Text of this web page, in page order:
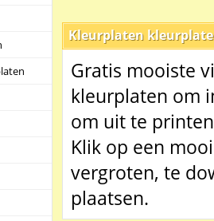
Kleurplaten
Gratis mooiste
kleurplaten om
om uit te
Klik op een
vergroten, te
plaatsen.